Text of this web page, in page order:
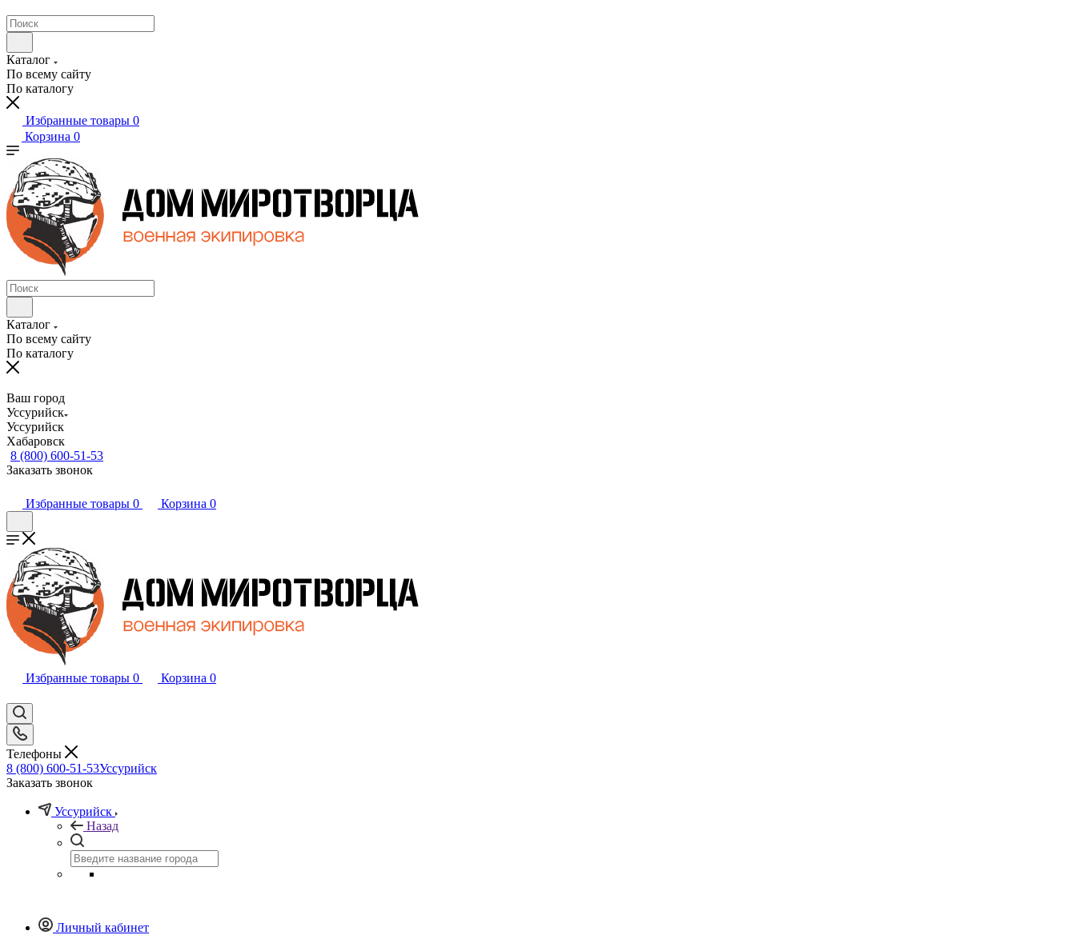
Каталог
По всему сайту
По каталогу
Избранные товары 0
Корзина 0
Каталог
По всему сайту
По каталогу
Ваш город
Уссурийск
Уссурийск
Хабаровск
8 (800) 600-51-53
Заказать звонок
Избранные товары 0 Корзина 0
Избранные товары 0 Корзина 0
Телефоны
8 (800) 600-51-53Уссурийск
Заказать звонок
Уссурийск
Назад
Личный кабинет